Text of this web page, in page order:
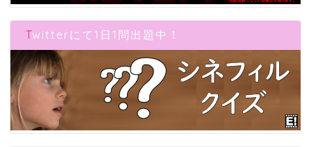
Twitterにて1日1問出題中！